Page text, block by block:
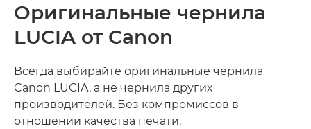
Оригинальные чернила
LUCIA от Canon
Всегда выбирайте оригинальные чернила
Canon LUCIA, а не чернила других
производителей. Без компромиссов в
отношении качества печати.